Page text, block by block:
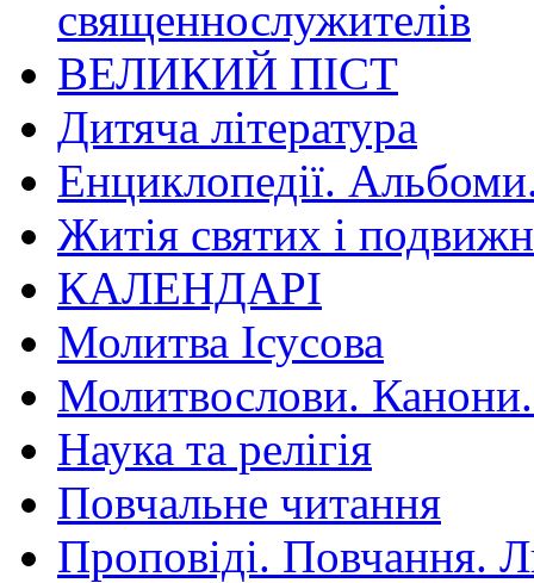
священнослужителів
ВЕЛИКИЙ ПІСТ
Дитяча література
Енциклопедії.
Житія святих і
КАЛЕНДАРІ
Молитва Ісусова
Молитвослови.
Наука та релігія
Повчальне читання
Проповіді. Повчання.